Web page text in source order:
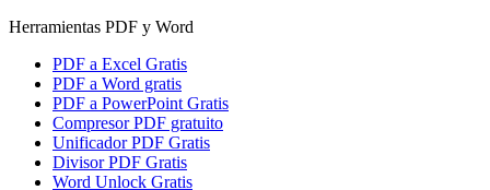
Herramientas PDF y Word
PDF a Excel Gratis
PDF a Word gratis
PDF a PowerPoint Gratis
Compresor PDF gratuito
Unificador PDF Gratis
Divisor PDF Gratis
Word Unlock Gratis